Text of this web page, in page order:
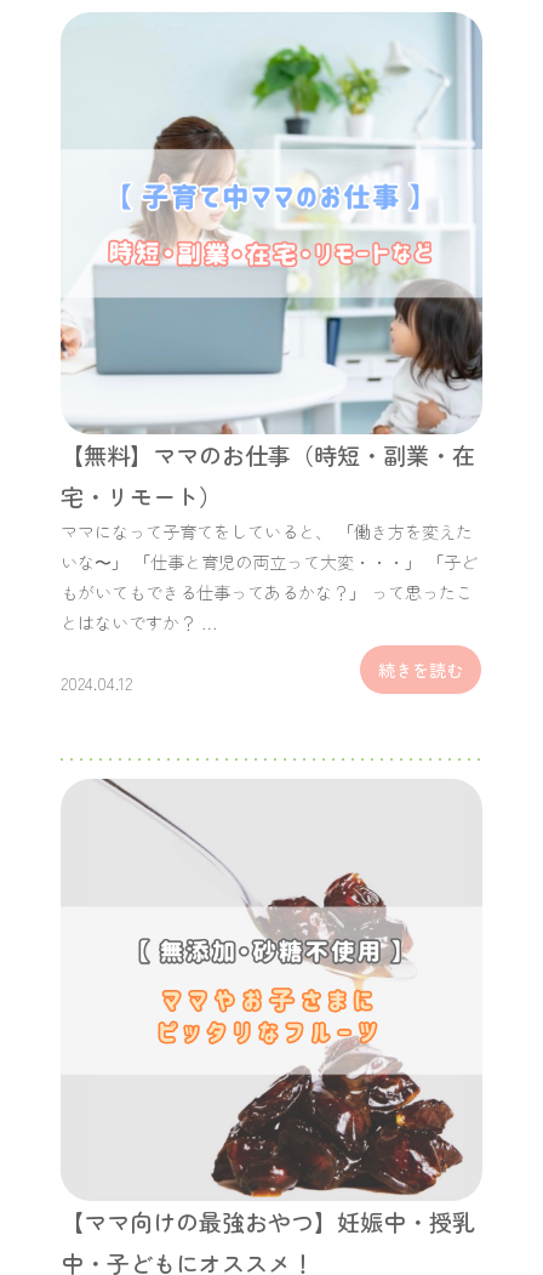
【無料】ママのお仕事（時短・副業・在
宅・リモート）
ママになって子育てをしていると、 「働き方を変えた
いな〜」 「仕事と育児の両立って大変・・・」 「子ど
もがいてもできる仕事ってあるかな？」 って思ったこ
とはないですか？ …
2024.04.12
続きを読む
【ママ向けの最強おやつ】妊娠中・授乳
中・子どもにオススメ！